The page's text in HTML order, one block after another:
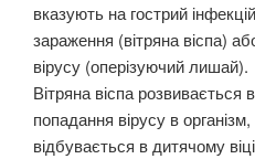
вказують на гострий
зараження (вітряна віспа)
вірусу (оперізуючий лишай).
Вітряна віспа розвивається
попадання вірусу в
відбувається в дитячому